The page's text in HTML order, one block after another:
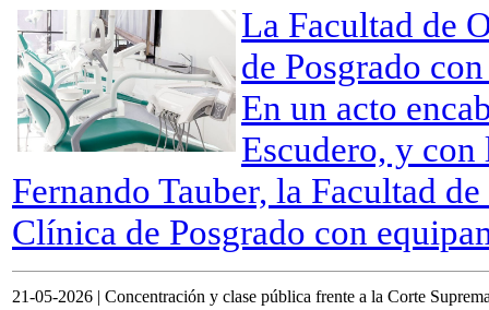
La Facultad de
de Posgrado
En un acto
Escudero, y con
Fernando Tauber, la Facultad
Clínica de Posgrado con
21-05-2026 | Concentración y clase pública frente a la Corte